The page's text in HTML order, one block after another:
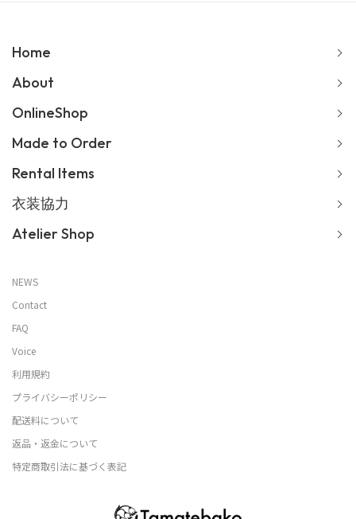
Home
About
OnlineShop
Made to Order
Rental Items
衣装協力
Atelier Shop
NEWS
Contact
FAQ
Voice
利用規約
プライバシーポリシー
配送料について
返品・返金について
特定商取引法に基づく表記